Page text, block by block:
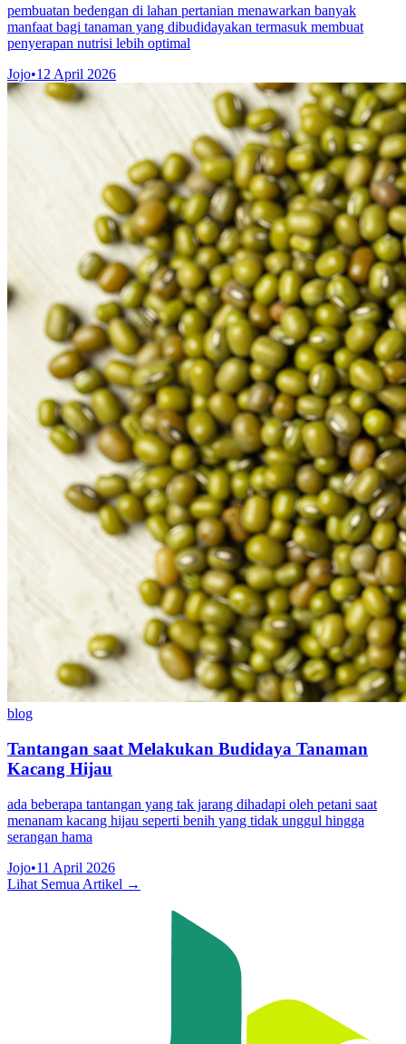
pembuatan bedengan di lahan pertanian menawarkan banyak
manfaat bagi tanaman yang dibudidayakan termasuk membuat
penyerapan nutrisi lebih optimal
Jojo•12 April 2026
blog
Tantangan saat Melakukan Budidaya Tanaman
Kacang Hijau
ada beberapa tantangan yang tak jarang dihadapi oleh petani saat
menanam kacang hijau seperti benih yang tidak unggul hingga
serangan hama
Jojo•11 April 2026
Lihat Semua Artikel →